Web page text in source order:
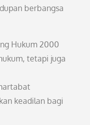
berbangsa
Hukum 2000
tetapi juga
keadilan bagi